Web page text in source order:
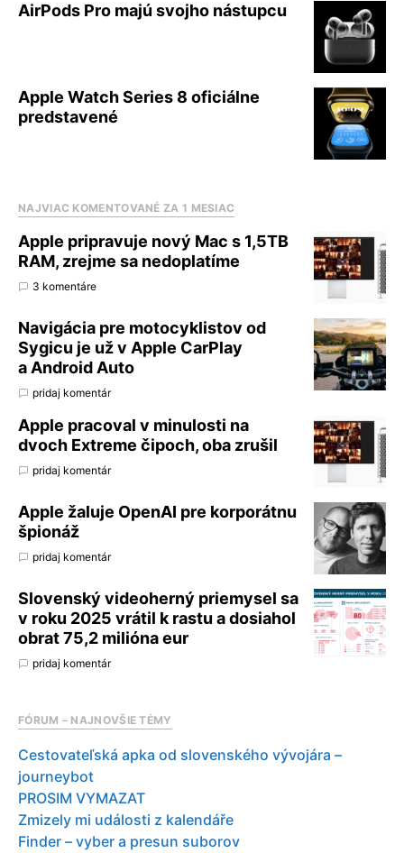
AirPods Pro majú svojho nástupcu
Apple Watch Series 8 oficiálne
predstavené
NAJVIAC KOMENTOVANÉ ZA 1 MESIAC
Apple pripravuje nový Mac s 1,5TB
RAM, zrejme sa nedoplatíme
3 komentáre
Navigácia pre motocyklistov od
Sygicu je už v Apple CarPlay
a Android Auto
pridaj komentár
Apple pracoval v minulosti na
dvoch Extreme čipoch, oba zrušil
pridaj komentár
Apple žaluje OpenAI pre korporátnu
špionáž
pridaj komentár
Slovenský videoherný priemysel sa
v roku 2025 vrátil k rastu a dosiahol
obrat 75,2 milióna eur
pridaj komentár
FÓRUM – NAJNOVŠIE TÉMY
Cestovateľská apka od slovenského vývojára –
journeybot
PROSIM VYMAZAT
Zmizely mi události z kalendáře
Finder – vyber a presun suborov